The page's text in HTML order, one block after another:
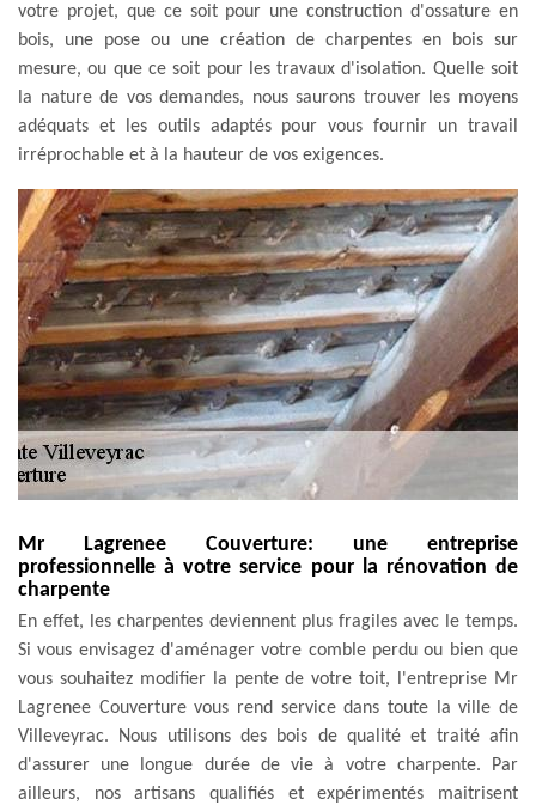
votre projet, que ce soit pour une construction d'ossature en
bois, une pose ou une création de charpentes en bois sur
mesure, ou que ce soit pour les travaux d'isolation. Quelle soit
la nature de vos demandes, nous saurons trouver les moyens
adéquats et les outils adaptés pour vous fournir un travail
irréprochable et à la hauteur de vos exigences.
Mr Lagrenee Couverture: une entreprise
professionnelle à votre service pour la rénovation de
charpente
En effet, les charpentes deviennent plus fragiles avec le temps.
Si vous envisagez d'aménager votre comble perdu ou bien que
vous souhaitez modifier la pente de votre toit, l'entreprise Mr
Lagrenee Couverture vous rend service dans toute la ville de
Villeveyrac. Nous utilisons des bois de qualité et traité afin
d'assurer une longue durée de vie à votre charpente. Par
ailleurs, nos artisans qualifiés et expérimentés maitrisent